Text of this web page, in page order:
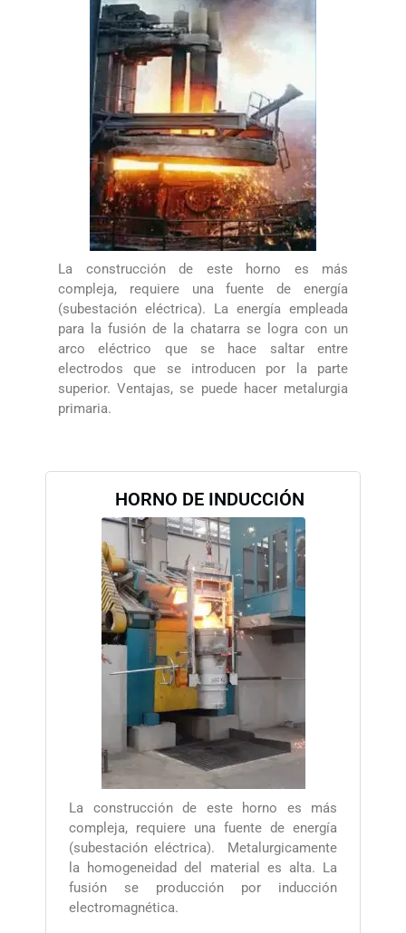
La construcción de este horno es más
compleja, requiere una fuente de energía
(subestación eléctrica). La energía empleada
para la fusión de la chatarra se logra con un
arco eléctrico que se hace saltar entre
electrodos que se introducen por la parte
superior. Ventajas, se puede hacer metalurgia
primaria.
HORNO DE INDUCCIÓN
La construcción de este horno es más
compleja, requiere una fuente de energía
(subestación eléctrica). Metalurgicamente
la homogeneidad del material es alta. La
fusión se producción por inducción
electromagnética.